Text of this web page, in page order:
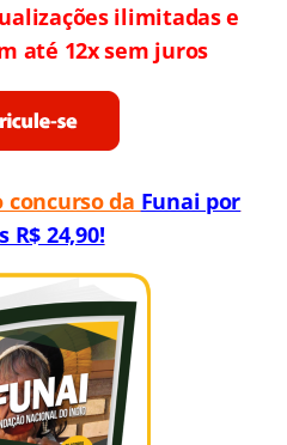
ilimitadas e
até 12x sem juros
da Funai por
R$ 24,90!